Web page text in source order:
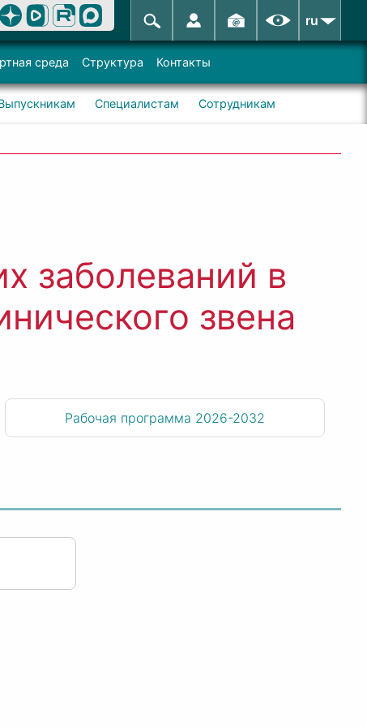
ru
среда Структура Контакты
Специалистам Сотрудникам
заболеваний в
звена
Рабочая программа 2026-2032